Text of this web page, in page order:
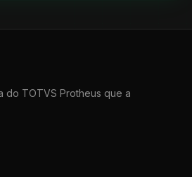
do TOTVS Protheus que a